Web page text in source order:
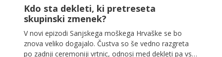
Kdo sta dekleti, ki pretreseta
skupinski zmenek?
V novi epizodi Sanjskega moškega Hrvaške se bo
znova veliko dogajalo. Čustva so še vedno razgreta
po zadnji ceremoniji vrtnic, odnosi med dekleti pa vse